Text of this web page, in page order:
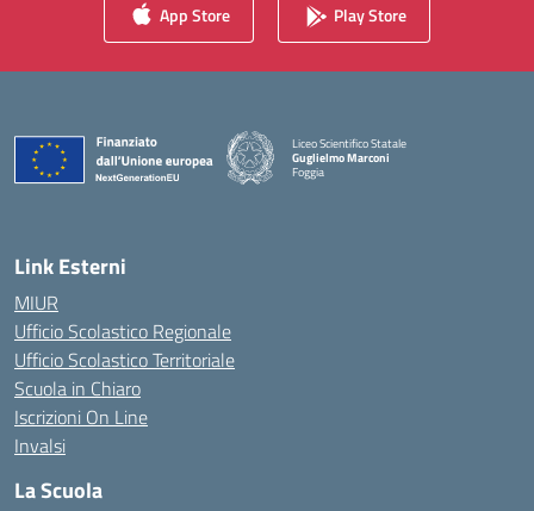
App Store Play Store
Liceo Scientifico Statale
Guglielmo Marconi
Foggia
— Visita la pagina iniziale della scuola
Link Esterni
MIUR
Ufficio Scolastico Regionale
Ufficio Scolastico Territoriale
Scuola in Chiaro
Iscrizioni On Line
Invalsi
La Scuola